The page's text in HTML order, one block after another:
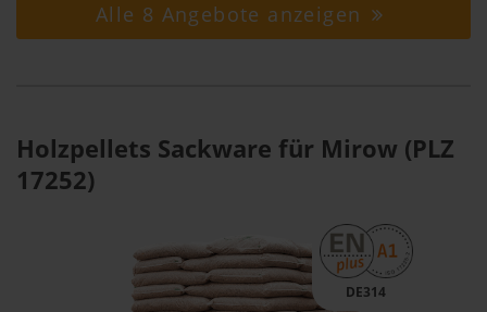
Alle 8 Angebote anzeigen
Holzpellets Sackware für Mirow (PLZ
17252)
DE314